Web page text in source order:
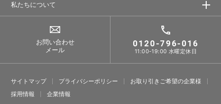
私たちについて
お問い合わせ
メール
0120-796-016
11:00-19:00 水曜定休日
サイトマップ プライバシーポリシー
お取り引きご希望の企業様
採⽤情報
企業情報